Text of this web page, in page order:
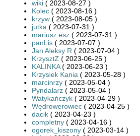
wiki ( 2023-08-27 )
Kolec ( 2023-08-16 )
krzyw ( 2023-08-05 )
jutka ( 2023-07-31 )
mariusz.esz ( 2023-07-31 )
panLis ( 2023-07-07 )
Jan Aleksy R ( 2023-07-04 )
KrzysztZ ( 2023-06-25 )
KALINKA( 2023-06-23 )
Krzysiek Kania ( 2023-05-28 )
marcinrzy ( 2023-05-04 )
Pyndalarz ( 2023-05-04 )
Watykańczyk ( 2023-04-29 )
Wędrowerowiec ( 2023-04-25 )
dacik ( 2023-04-23 )
completny ( 2023-04-16 )
ogorek_kiszony ( 2023-03-14 )